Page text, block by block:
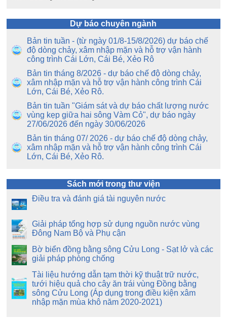
Dự báo chuyên ngành
Bản tin tuần - (từ ngày 01/8-15/8/2026) dự báo chế
độ dòng chảy, xâm nhập mặn và hỗ trợ vận hành
công trình Cái Lớn, Cái Bé, Xẻo Rô
Bản tin tháng 8/2026 - dự báo chế độ dòng chảy,
xâm nhập mặn và hỗ trợ vận hành công trình Cái
Lớn, Cái Bé, Xẻo Rô.
Bản tin tuần "Giám sát và dự báo chất lượng nước
vùng kẹp giữa hai sông Vàm Cỏ", dự báo ngày
27/06/2026 đến ngày 30/06/2026
Bản tin tháng 07/ 2026 - dự báo chế độ dòng chảy,
xâm nhập mặn và hỗ trợ vận hành công trình Cái
Lớn, Cái Bé, Xẻo Rô.
Sách mới trong thư viện
Điều tra và đánh giá tài nguyên nước
Giải pháp tổng hợp sử dụng nguồn nước vùng
Đông Nam Bộ và Phụ cận
Bờ biển đồng bằng sông Cửu Long - Sạt lở và các
giải pháp phòng chống
Tài liệu hướng dẫn tạm thời kỹ thuật trữ nước,
tưới hiệu quả cho cây ăn trái vùng Đồng bằng
sông Cửu Long (Áp dụng trong điều kiện xâm
nhập mặn mùa khô năm 2020-2021)